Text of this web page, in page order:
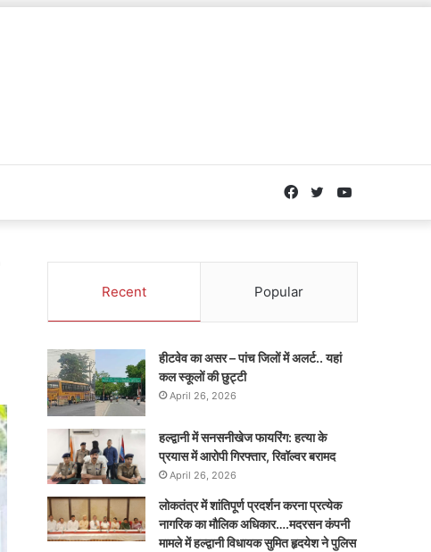
YouTube
Twitter
Facebook
Recent Popular
हीटवेव का असर – पांच जिलों में अलर्ट.. यहां
कल स्कूलों की छुट्टी
April 26, 2026
हल्द्वानी में सनसनीखेज फायरिंग: हत्या के
प्रयास में आरोपी गिरफ्तार, रिवॉल्वर बरामद
April 26, 2026
लोकतंत्र में शांतिपूर्ण प्रदर्शन करना प्रत्येक
नागरिक का मौलिक अधिकार….मदरसन कंपनी
मामले में हल्द्वानी विधायक सुमित हृदयेश ने पुलिस